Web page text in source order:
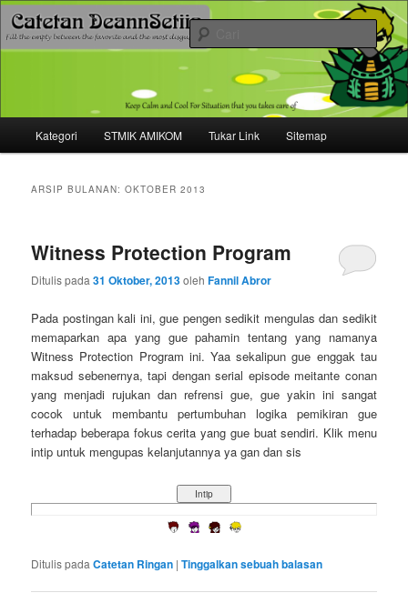
Mari bermimpi dan ciptakan kehendak
Cari
Langsung
utama
Langsung
sekunder
Kategori STMIK AMIKOM Tukar Link Sitemap
ARSIP BULANAN:OKTOBER 2013
Witness Protection Program
Ditulis pada31 Oktober, 2013olehFannil Abror
Pada postingan kali ini, gue pengen sedikit mengulas dan sedikit
memaparkan apa yang gue pahamin tentang yang namanya
Witness Protection Program ini. Yaa sekalipun gue enggak tau
maksud sebenernya, tapi dengan serial episode meitante conan
yang menjadi rujukan dan refrensi gue, gue yakin ini sangat
cocok untuk membantu pertumbuhan logika pemikiran gue
terhadap beberapa fokus cerita yang gue buat sendiri. Klik menu
intip untuk mengupas kelanjutannya ya gan dan sis
Ditulis pada Catetan Ringan |Tinggalkan sebuah balasan